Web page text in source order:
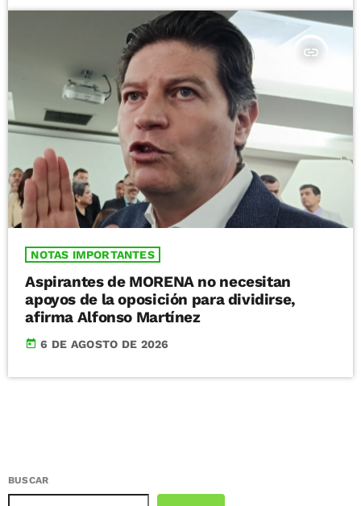
insert_link
NOTAS IMPORTANTES
Aspirantes de MORENA no necesitan
apoyos de la oposición para dividirse,
afirma Alfonso Martínez
today 6 DE AGOSTO DE 2026
BUSCAR